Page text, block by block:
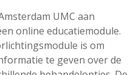
UMC aan
online educatiemodule.
is om
te geven over de